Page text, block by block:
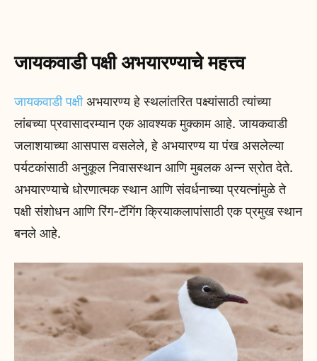
जायकवाडी पक्षी अभयारण्याचे महत्त्व
जायकवाडी पक्षीअभयारण्य हे स्थलांतरित पक्ष्यांसाठी त्यांच्या
लांबच्या प्रवासादरम्यान एक आवश्यक मुक्काम आहे. जायकवाडी
जलाशयाच्या आसपास वसलेले, हे अभयारण्य या पंख असलेल्या
पर्यटकांसाठी अनुकूल निवासस्थान आणि मुबलक अन्न स्रोत देते.
अभयारण्याचे धोरणात्मक स्थान आणि संवर्धनाच्या प्रयत्नांमुळे ते
पक्षी संशोधन आणि रिंग-टॅगिंग क्रियाकलापांसाठी एक प्रमुख स्थान
बनले आहे.